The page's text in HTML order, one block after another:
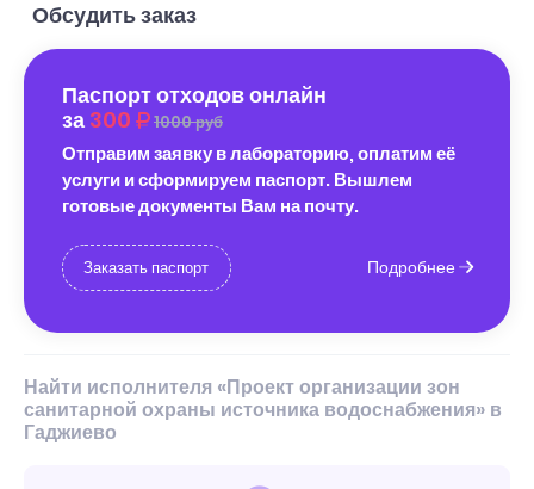
Обсудить заказ
Паспорт отходов онлайн
за 300 1000 руб
Отправим заявку в лабораторию, оплатим её
услуги и сформируем паспорт. Вышлем
готовые документы Вам на почту.
Заказать паспорт Подробнее
Найти исполнителя «Проект организации зон
санитарной охраны источника водоснабжения» в
Гаджиево